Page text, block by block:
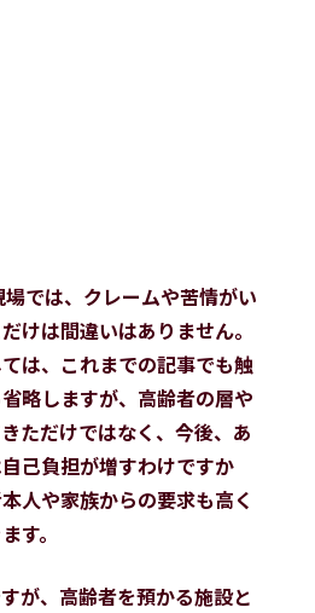
では、クレームや苦情がい
けは間違いはありません。
は、これまでの記事でも触
略しますが、高齢者の層や
ただけではなく、今後、あ
己負担が増すわけですか
人や家族からの要求も高く
す。
が、高齢者を預かる施設と